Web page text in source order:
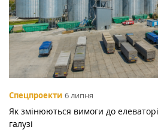
Спецпроекти 6 липня
Як змінюються вимоги до
галузі